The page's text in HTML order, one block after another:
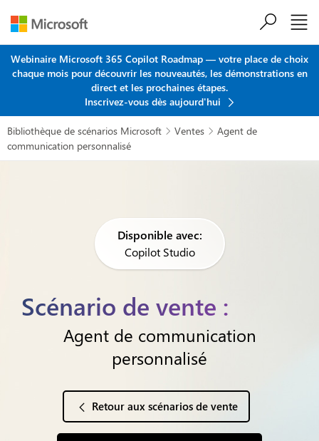
Webinaire Microsoft 365 Copilot Roadmap — votre place de choix
chaque mois pour découvrir les nouveautés, les démonstrations en
direct et les prochaines étapes.
Inscrivez-vous dès aujourd'hui
Bibliothèque de scénarios Microsoft  Ventes  Agent de
communication personnalisé
Disponible avec:
Copilot Studio
Scénario de vente :
Agent de communication
personnalisé
Retour aux scénarios de vente